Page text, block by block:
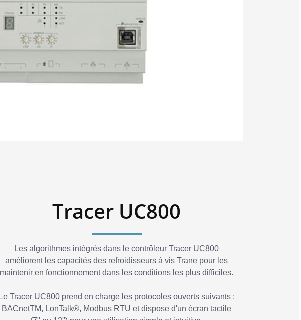
Tracer UC800
Les algorithmes intégrés dans le contrôleur Tracer UC800
améliorent les capacités des refroidisseurs à vis Trane pour les
maintenir en fonctionnement dans les conditions les plus difficiles.
Le Tracer UC800 prend en charge les protocoles ouverts suivants :
BACnetTM, LonTalk®, Modbus RTU et dispose d'un écran tactile